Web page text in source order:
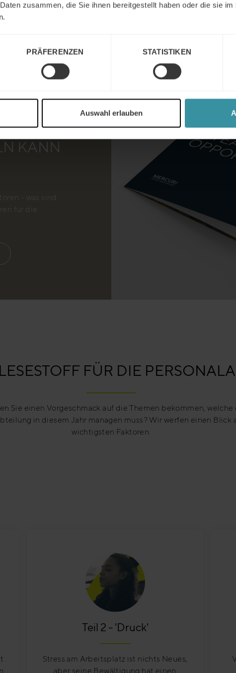
zusammen, die Sie ihnen bereitgestellt haben oder die sie
PRÄFERENZEN STATISTIKEN
Auswahl erlauben
DIE
IN
KANN
- was sind
für die
FÜR DIE
Sie einen Vorgeschmack auf die Themen bekommen, welche
in diesem Jahr managen muss? Wir werfen einen Blick
wichtigsten Faktoren.
Teil 2 - 'Druck'
Stress am Arbeitsplatz ist nichts Neues,
aber seine Bewältigung hat einen